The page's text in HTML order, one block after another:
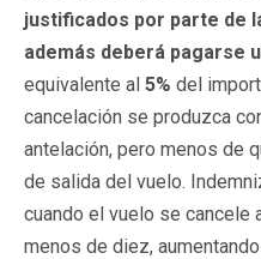
justificados por parte de
además deberá pagarse
equivalente al 5% del
cancelación se produzca
antelación, pero menos de
de salida del vuelo.
cuando el vuelo se cancele
menos de diez,